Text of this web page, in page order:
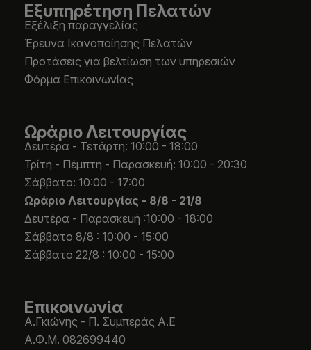
Εξυπηρέτηση Πελατών
Εξέλιξη παραγγελίας
Έρευνα Ικανοποίησης Πελατών
Προτάσεις για βελτίωση των υπηρεσιών
Φόρμα Επικοινωνίας
Ωράριο Λειτουργίας
Δευτέρα - Τετάρτη: 10:00 - 18:00
Τρίτη - Πέμπτη - Παρασκευή: 10:00 - 20:30
Σάββατο: 10:00 - 17:00
Ωράριο Λειτουργίας - 8/8 - 21/8
Δευτέρα - Παρασκευή :10:00 - 18:00
Σάββατο 8/8 : 10:00 - 15:00
Σάββατο 22/8 : 10:00 - 15:00
Επικοινωνία
Α.Γκιώνης - Π. Συμπεράς Α.Ε
Α.Φ.Μ. 082699440